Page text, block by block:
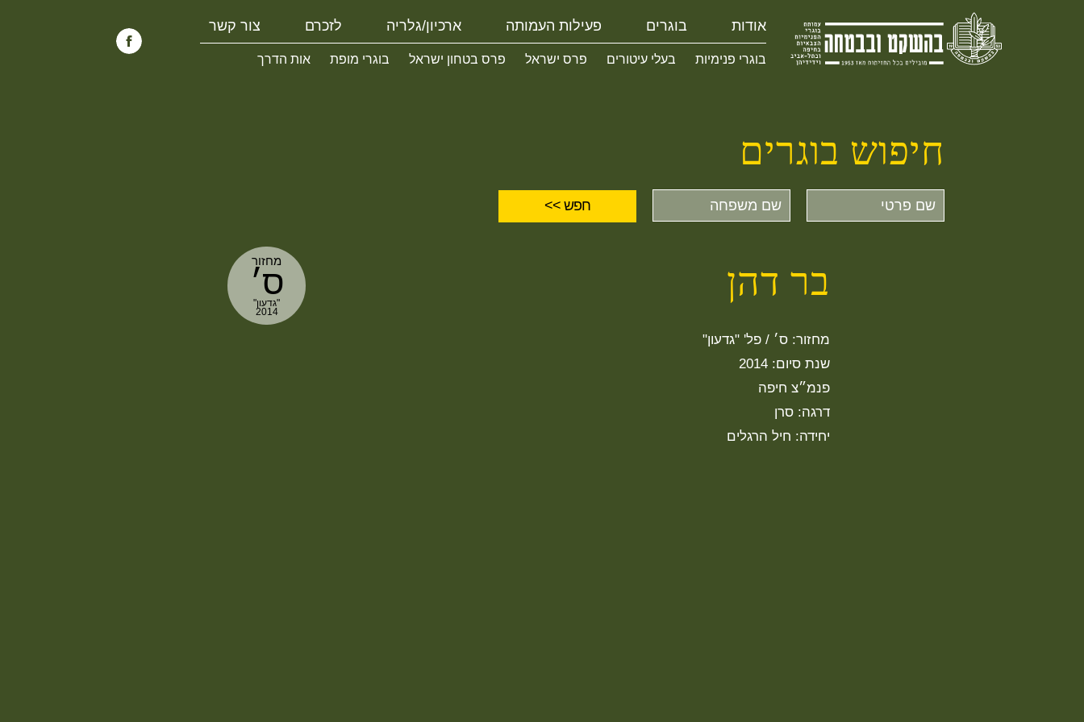
אודות בוגרים
בוגרי פנימיות בעלי עיטורים פרס ישראל פרס בטחון ישראל בוגרי מופת אות הדרך
פעילות העמותה ארכיון/גלריה לזכרם צור קשר
חיפוש בוגרים
שם
פרטי
שם
משפחה
מחזור
ס׳
"גדעון"
2014
בר דהן
מחזור: ס׳ / פל' "גדעון"
שנת סיום: 2014
פנמ״צ חיפה
דרגה: סרן
יחידה: חיל הרגלים